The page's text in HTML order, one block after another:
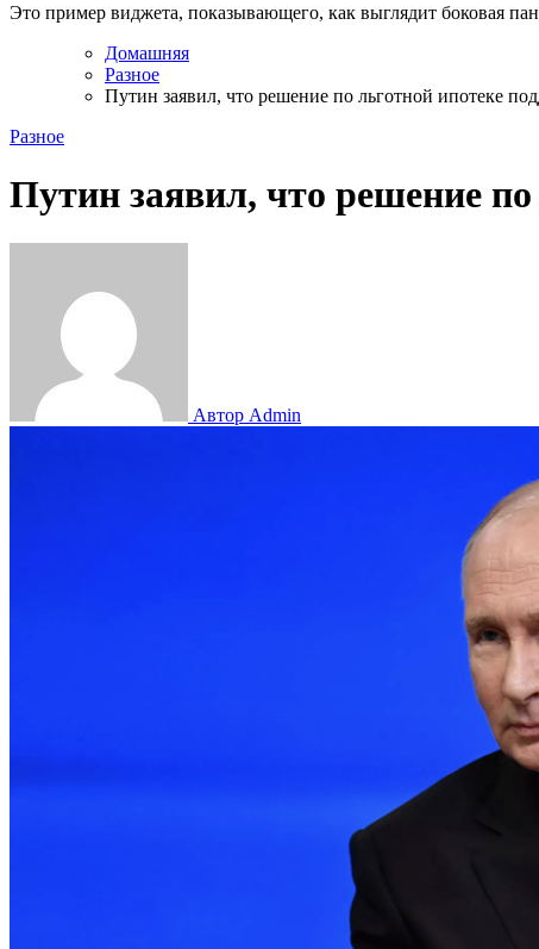
Это пример виджета, показывающего, как выглядит боковая
Домашняя
Разное
Путин заявил, что решение по льготной ипотеке
Разное
Путин заявил, что решение по
Автор Admin